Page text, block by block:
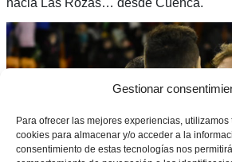
Gestionar
Para ofrecer las mejores experiencias,
cookies para almacenar y/o acceder a la
consentimiento de estas tecnologías nos